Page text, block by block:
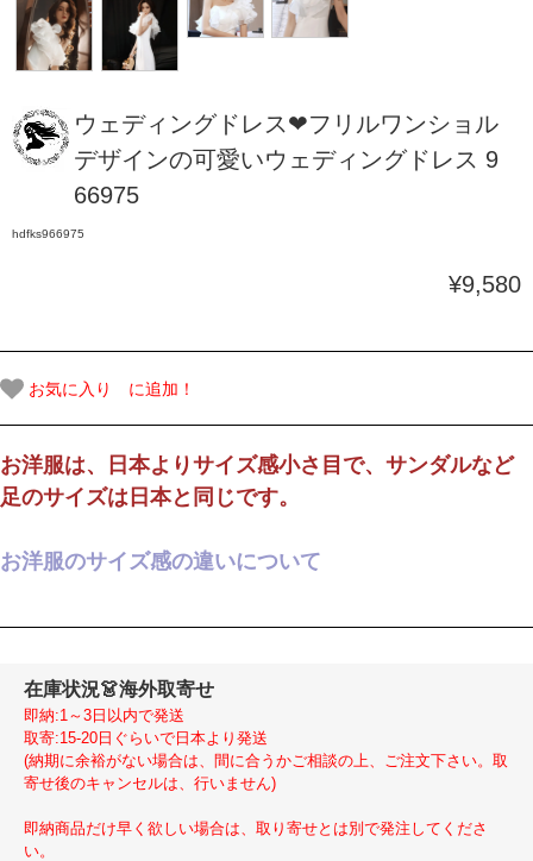
ウェディングドレス❤フリルワンショル
デザインの可愛いウェディングドレス 9
66975
hdfks966975
¥9,580
お気に入り に追加！
お洋服は、日本よりサイズ感小さ目で、サンダルなど
足のサイズは日本と同じです。
お洋服のサイズ感の違いについて
在庫状況👗海外取寄せ
即納:1～3日以内で発送
取寄:15-20日ぐらいで日本より発送
(納期に余裕がない場合は、間に合うかご相談の上、ご注文下さい。取
寄せ後のキャンセルは、行いません)
即納商品だけ早く欲しい場合は、取り寄せとは別で発注してくださ
い。